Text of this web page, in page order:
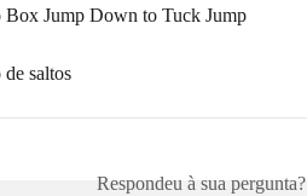
Box Jump Down to Tuck Jump
saltos
Respondeu à sua pergunta?